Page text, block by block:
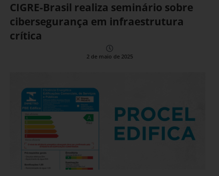
CIGRE-Brasil realiza seminário sobre
cibersegurança em infraestrutura
crítica
2 de maio de 2025